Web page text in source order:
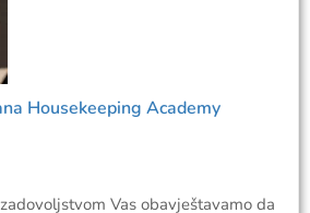
Housekeeping Academy
Vas obavještavamo da